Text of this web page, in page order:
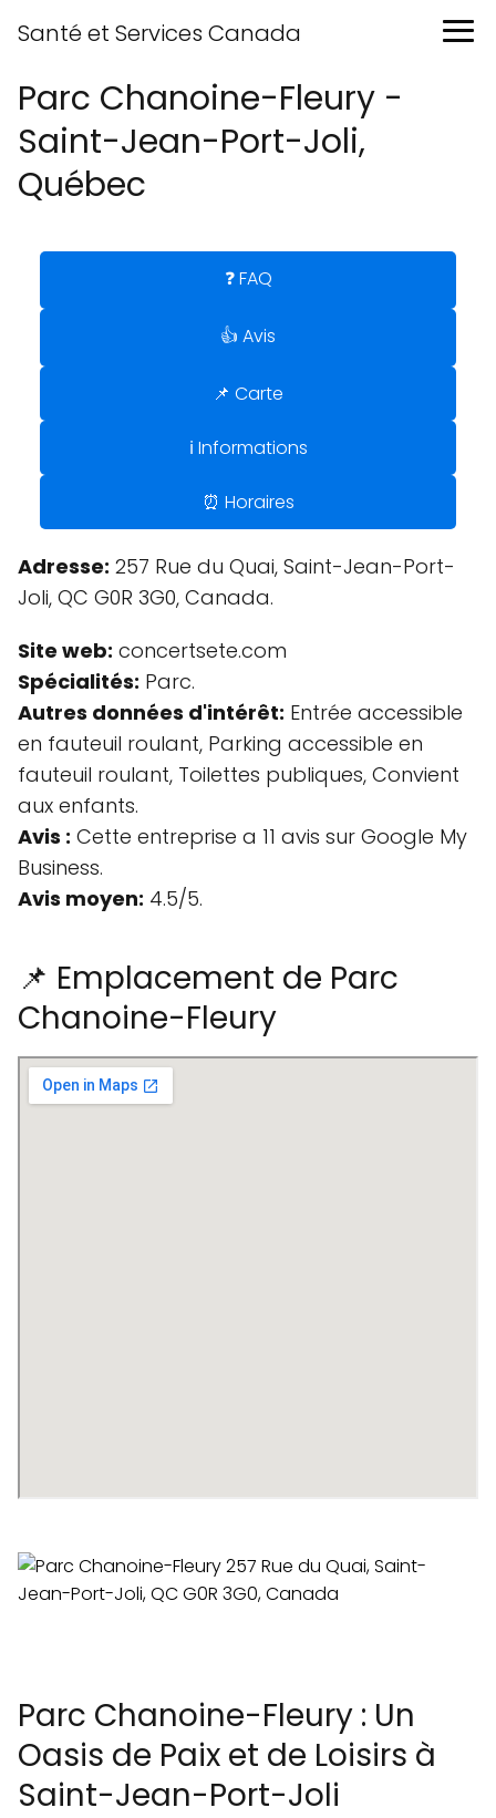
Santé et Services Canada
Parc Chanoine-Fleury -
Saint-Jean-Port-Joli,
Québec
❓ FAQ
👍 Avis
📌 Carte
ℹ️ Informations
⏰ Horaires
Adresse: 257 Rue du Quai, Saint-Jean-Port-
Joli, QC G0R 3G0, Canada.
Site web: concertsete.com
Spécialités: Parc.
Autres données d'intérêt: Entrée accessible
en fauteuil roulant, Parking accessible en
fauteuil roulant, Toilettes publiques, Convient
aux enfants.
Avis : Cette entreprise a 11 avis sur Google My
Business.
Avis moyen: 4.5/5.
📌 Emplacement de Parc
Chanoine-Fleury
Parc Chanoine-Fleury : Un
Oasis de Paix et de Loisirs à
Saint-Jean-Port-Joli